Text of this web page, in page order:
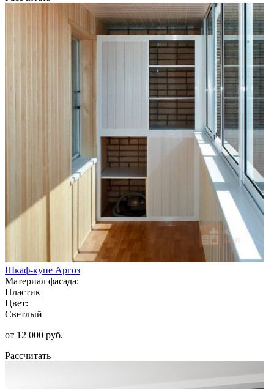
Шкаф-купе Аргоз
Материал фасада:
Пластик
Цвет:
Светлый
от 12 000 руб.
Рассчитать